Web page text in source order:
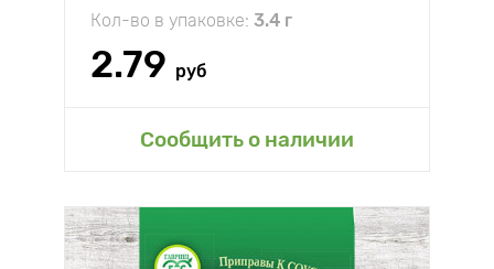
Кол-во в упаковке: 3.4 г
2.79 руб
Сообщить о наличии